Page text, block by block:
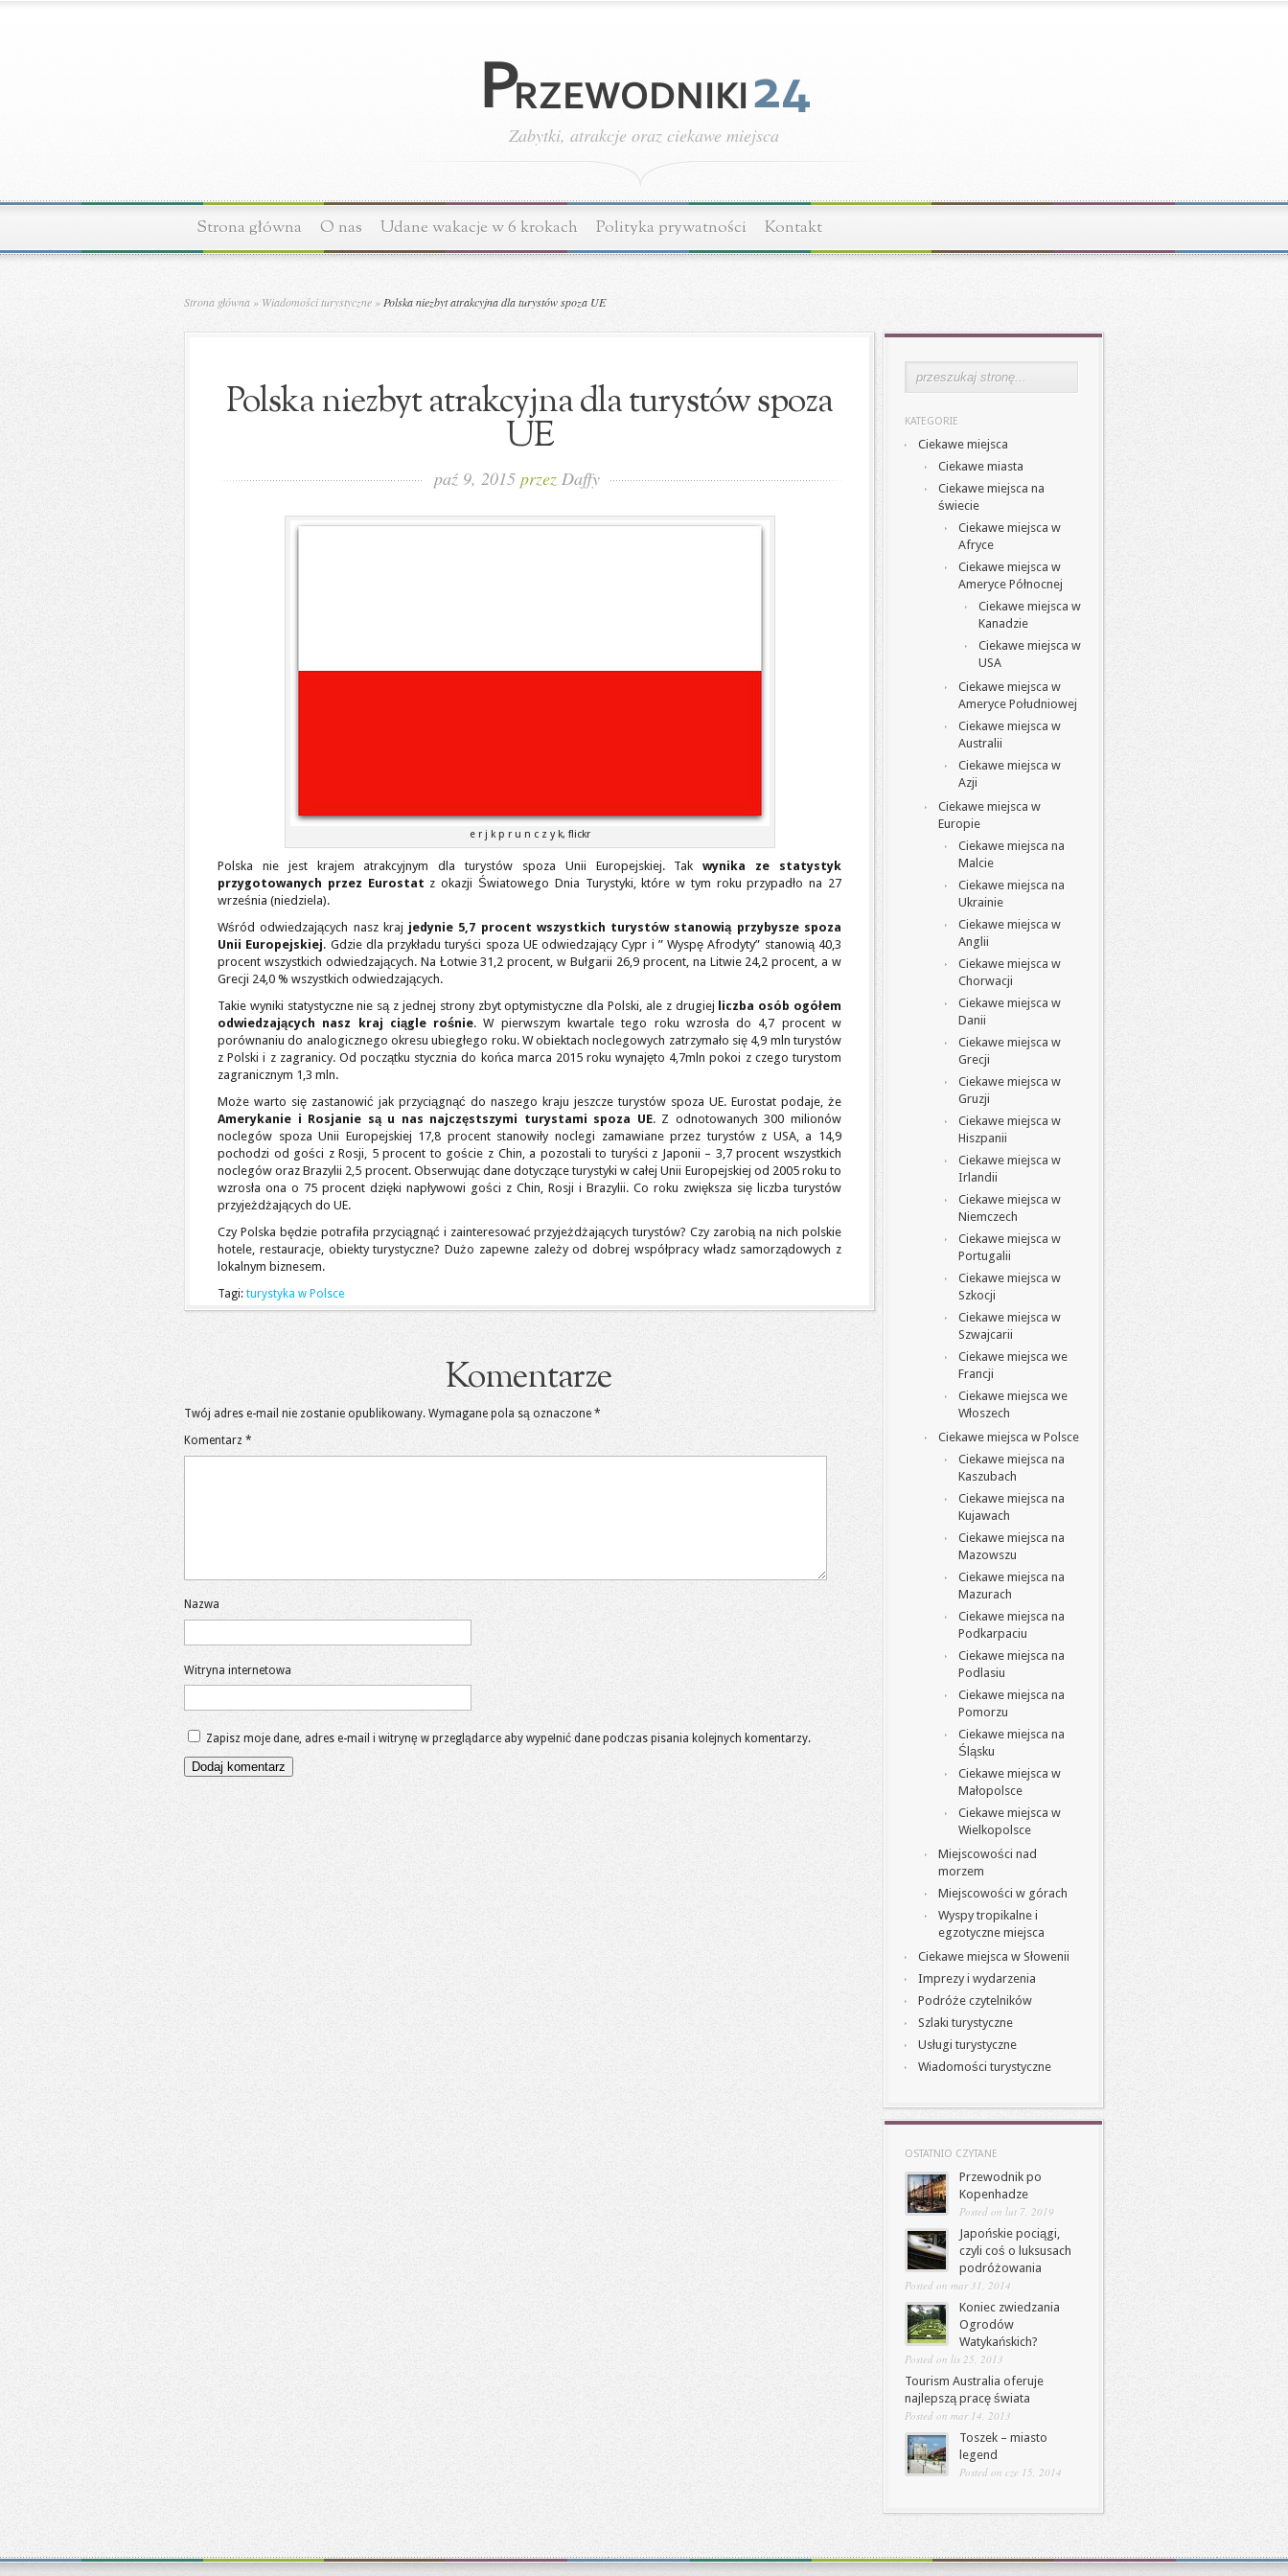
Zabytki, atrakcje oraz ciekawe miejsca
Strona główna O nas Udane wakacje w 6 krokach Polityka prywatności Kontakt
Strona główna » Wiadomości turystyczne » Polska niezbyt atrakcyjna dla turystów spoza UE
Polska niezbyt atrakcyjna dla turystów spoza
UE
paź 9, 2015 przez Daffy
e r j k p r u n c z y k, flickr
Polska nie jest krajem atrakcyjnym dla turystów spoza Unii Europejskiej. Takwynika ze statystyk
przygotowanych przez Eurostat z okazji Światowego Dnia Turystyki, które w tym roku przypadło na 27
września (niedziela).
Wśród odwiedzających nasz kraj jedynie 5,7 procent wszystkich turystów stanowią przybysze spoza
Unii Europejskiej. Gdzie dla przykładu turyści spoza UE odwiedzający Cypr i ” Wyspę Afrodyty” stanowią 40,3
procent wszystkich odwiedzających. Na Łotwie 31,2 procent, w Bułgarii 26,9 procent, na Litwie 24,2 procent, a w
Grecji 24,0 % wszystkich odwiedzających.
Takie wyniki statystyczne nie są z jednej strony zbyt optymistyczne dla Polski, ale z drugiej liczba osób ogółem
odwiedzających nasz kraj ciągle rośnie. W pierwszym kwartale tego roku wzrosła do 4,7 procent w
porównaniu do analogicznego okresu ubiegłego roku. W obiektach noclegowych zatrzymało się 4,9 mln turystów
z Polski i z zagranicy. Od początku stycznia do końca marca 2015 roku wynajęto 4,7mln pokoi z czego turystom
zagranicznym 1,3 mln.
Może warto się zastanowić jak przyciągnąć do naszego kraju jeszcze turystów spoza UE. Eurostat podaje, że
Amerykanie i Rosjanie są u nas najczęstszymi turystami spoza UE. Z odnotowanych 300 milionów
noclegów spoza Unii Europejskiej 17,8 procent stanowiły noclegi zamawiane przez turystów z USA, a 14,9
pochodzi od gości z Rosji, 5 procent to goście z Chin, a pozostali to turyści z Japonii – 3,7 procent wszystkich
noclegów oraz Brazylii 2,5 procent. Obserwując dane dotyczące turystyki w całej Unii Europejskiej od 2005 roku to
wzrosła ona o 75 procent dzięki napływowi gości z Chin, Rosji i Brazylii. Co roku zwiększa się liczba turystów
przyjeżdżających do UE.
Czy Polska będzie potrafiła przyciągnąć i zainteresować przyjeżdżających turystów? Czy zarobią na nich polskie
hotele, restauracje, obiekty turystyczne? Dużo zapewne zależy od dobrej współpracy władz samorządowych z
lokalnym biznesem.
Tagi: turystyka w Polsce
Komentarze
Twój adres e-mail nie zostanie opublikowany. Wymagane pola są oznaczone *
Komentarz *
Nazwa
Witryna internetowa
Zapisz moje dane, adres e-mail i witrynę w przeglądarce aby wypełnić dane podczas pisania kolejnych komentarzy.
KATEGORIE
Ciekawe miejsca
Ciekawe miasta
Ciekawe miejsca na
świecie
Ciekawe miejsca w
Afryce
Ciekawe miejsca w
Ameryce Północnej
Ciekawe miejsca w
Kanadzie
Ciekawe miejsca w
USA
Ciekawe miejsca w
Ameryce Południowej
Ciekawe miejsca w
Australii
Ciekawe miejsca w
Azji
Ciekawe miejsca w
Europie
Ciekawe miejsca na
Malcie
Ciekawe miejsca na
Ukrainie
Ciekawe miejsca w
Anglii
Ciekawe miejsca w
Chorwacji
Ciekawe miejsca w
Danii
Ciekawe miejsca w
Grecji
Ciekawe miejsca w
Gruzji
Ciekawe miejsca w
Hiszpanii
Ciekawe miejsca w
Irlandii
Ciekawe miejsca w
Niemczech
Ciekawe miejsca w
Portugalii
Ciekawe miejsca w
Szkocji
Ciekawe miejsca w
Szwajcarii
Ciekawe miejsca we
Francji
Ciekawe miejsca we
Włoszech
Ciekawe miejsca w Polsce
Ciekawe miejsca na
Kaszubach
Ciekawe miejsca na
Kujawach
Ciekawe miejsca na
Mazowszu
Ciekawe miejsca na
Mazurach
Ciekawe miejsca na
Podkarpaciu
Ciekawe miejsca na
Podlasiu
Ciekawe miejsca na
Pomorzu
Ciekawe miejsca na
Śląsku
Ciekawe miejsca w
Małopolsce
Ciekawe miejsca w
Wielkopolsce
Miejscowości nad
morzem
Miejscowości w górach
Wyspy tropikalne i
egzotyczne miejsca
Ciekawe miejsca w Słowenii
Imprezy i wydarzenia
Podróże czytelników
Szlaki turystyczne
Usługi turystyczne
Wiadomości turystyczne
OSTATNIO CZYTANE
Przewodnik po
Kopenhadze
Posted on lut 7, 2019
Japońskie pociągi,
czyli coś o luksusach
podróżowania
Posted on mar 31, 2014
Koniec zwiedzania
Ogrodów
Watykańskich?
Posted on lis 25, 2013
Tourism Australia oferuje
najlepszą pracę świata
Posted on mar 14, 2013
Toszek – miasto
legend
Posted on cze 15, 2014